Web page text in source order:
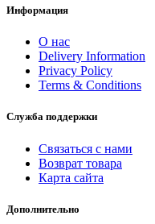
Информация
О нас
Delivery Information
Privacy Policy
Terms & Conditions
Служба поддержки
Связаться с нами
Возврат товара
Карта сайта
Дополнительно